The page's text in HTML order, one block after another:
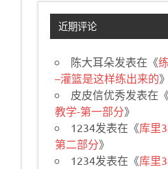
近期评论
陈大耳朵发表在《
–灌篮是这样练出来的》
皮皮信优秀发表在
教学-第一部分》
1234发表在《库里
第二部分》
1234发表在《库里